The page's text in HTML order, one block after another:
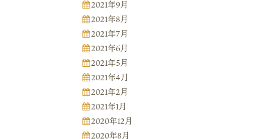
2021年9月
2021年8月
2021年7月
2021年6月
2021年5月
2021年4月
2021年2月
2021年1月
2020年12月
2020年8月